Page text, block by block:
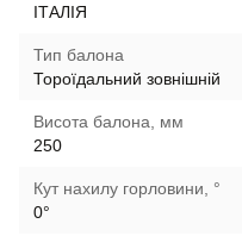
ІТАЛІЯ
Тип балона
Тороїдальний зовнішній
Висота балона, мм
250
Кут нахилу горловини, °
0°